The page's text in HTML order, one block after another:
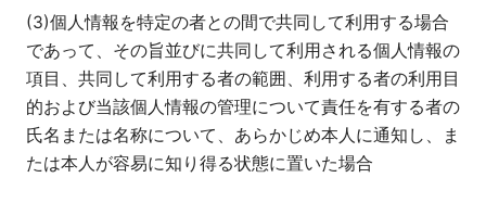
(3)個人情報を特定の者との間で共同して利用する場合
であって、その旨並びに共同して利用される個人情報の
項目、共同して利用する者の範囲、利用する者の利用目
的および当該個人情報の管理について責任を有する者の
氏名または名称について、あらかじめ本人に通知し、ま
たは本人が容易に知り得る状態に置いた場合